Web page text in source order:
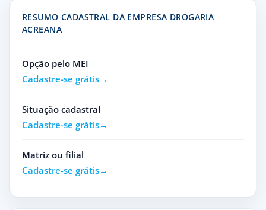
RESUMO CADASTRAL DA EMPRESA DROGARIA
ACREANA
Opção pelo MEI
Cadastre-se grátis
Situação cadastral
Cadastre-se grátis
Matriz ou filial
Cadastre-se grátis